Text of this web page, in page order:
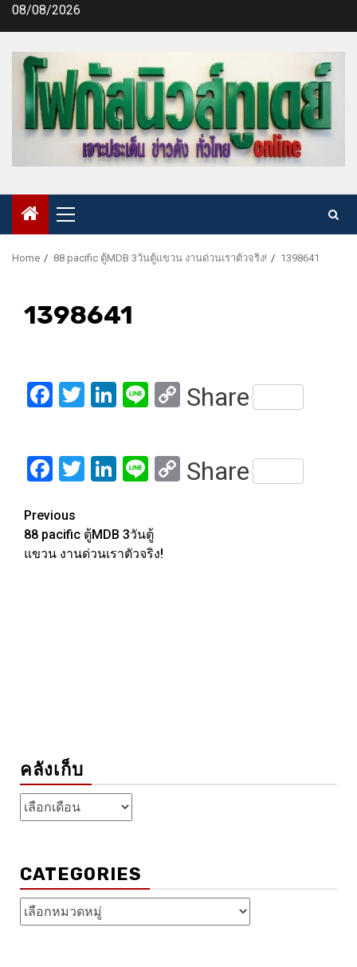
Skip08/08/2026
Primary
Menu
Home 88 pacific ตู้MDB 3วันตู้แขวน งานด่วนเราตัวจริง! 1398641
1398641
Facebook
Twitter
LinkedIn
LineCopy
Share
Facebook
Twitter
LinkedIn
LineCopy
Share
Post
navigation
Previous
88 pacific ตู้MDB 3วันตู้
แขวน งานด่วนเราตัวจริง!
คลังเก็บ
คลัง
เก็บ
CATEGORIES
Categories